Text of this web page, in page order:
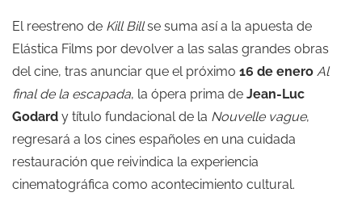
El reestreno de Kill Billse suma así a la apuesta de
Elástica Films por devolver a las salas grandes obras
del cine, tras anunciar que el próximo 16 de enero Al
final de la escapada, la ópera prima de Jean-Luc
Godard y título fundacional de la Nouvelle vague,
regresará a los cines españoles en una cuidada
restauración que reivindica la experiencia
cinematográfica como acontecimiento cultural.